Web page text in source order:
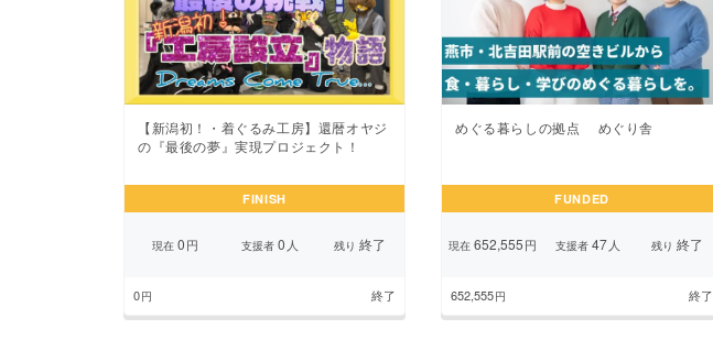
【新潟初！・着ぐるみ工房】還暦オヤジ
の『最後の夢』実現プロジェクト！
FINISH
現在0円 支援者 0 人 残り 終了
0円 終了
めぐる暮らしの拠点 めぐり舎
FUNDED
現在652,555円 支援者47 人 残り 終了
652,555円 終了